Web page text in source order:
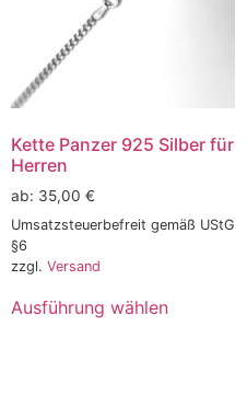
Kette Panzer 925 Silber für
Herren
ab: 35,00 €
Umsatzsteuerbefreit gemäß UStG
§6
zzgl. Versand
Ausführung wählen